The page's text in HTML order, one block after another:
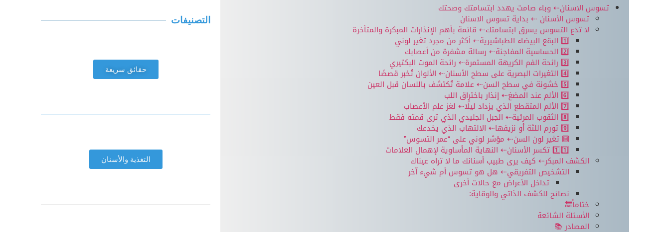
تسوس الاسنان⇠ وباء صامت يهدد ابتسامتك وصحتك
تسوس الأسنان ⇠ بداية تسوس الاسنان
لا تدع التسوس يسرق ابتسامتك⇠ قائمة بأهم الإنذارات المبكرة والمتأخرة
1️⃣ البقع البيضاء الطباشيرية⇠ أكثر من مجرد تغير لوني
2️⃣ الحساسية المفاجئة⇠ رسالة مشفرة من أعصابك
3️⃣ رائحة الفم الكريهة المستمرة⇠ رائحة الموت البكتيري
4️⃣ التغيرات البصرية على سطح الأسنان⇠ الألوان تُخبر قصصًا
5️⃣ خشونة في سطح السن⇠ علامة تُكتشف باللسان قبل العين
6️⃣ الألم عند المضغ⇠ إنذار باختراق اللب
7️⃣ الألم المتقطع الذي يزداد ليلًا⇠ لغز علم الأعصاب
8️⃣ الثقوب المرئية⇠ الجبل الجليدي الذي ترى قمته فقط
9️⃣ تورم اللثة أو نزيفها⇠ الالتهاب الذي يخدعك
🔟 تغير لون السن⇠ مؤشر لوني على “عمر التسوس”
1️⃣1️⃣ تكسر الأسنان⇠ النهاية المأساوية لإهمال العلامات
الكشف المبكر⇠ كيف يرى طبيب أسنانك ما لا تراه عيناك
التشخيص التفريقي⇠ هل هو تسوس أم شيء آخر
تداخل الأعراض مع حالات أخرى
نصائح للكشف الذاتي والوقاية:
ختاماً🔚
الأسئلة الشائعة
المصادر 📚
التصنيفات
حقائق سريعة
التغذية والأسنان